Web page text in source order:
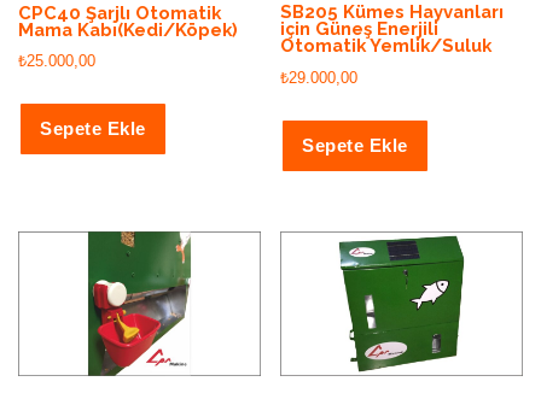
CPC40 Şarjlı Otomatik
Mama Kabı(Kedi/Köpek)
₺25.000,00
Sepete Ekle
SB205 Kümes Hayvanları
için Güneş Enerjili
Otomatik Yemlik/Suluk
₺29.000,00
Sepete Ekle